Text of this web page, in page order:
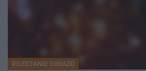
ROZSTANIE GWIAZD